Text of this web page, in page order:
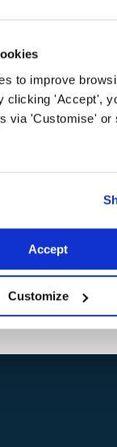
to improve
clicking 'Accept',
via 'Customise' or
Accept
Customize
boletín para recibir
y nuevos productos.
10%
FIRST
offers and
deals
email address you are
privacy policy.